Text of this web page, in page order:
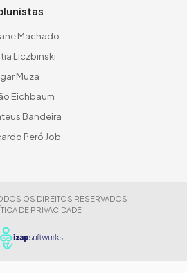
Machado
Liczbinski
Muza
Eichbaum
Bandeira
Peró Job
OS DIREITOS RESERVADOS
DE PRIVACIDADE